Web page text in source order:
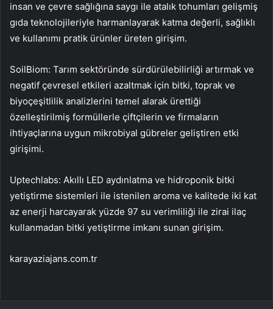
insan ve çevre sağlığına saygı ile atalık tohumları gelişmiş
gıda teknolojileriyle harmanlayarak katma değerli, sağlıklı
ve kullanımı pratik ürünler üreten girişim.
SoilBiom: Tarım sektöründe sürdürülebilirliği artırmak ve
negatif çevresel etkileri azaltmak için bitki, toprak ve
biyoçeşitlilik analizlerini temel alarak ürettiği
özelleştirilmiş formüllerle çiftçilerin ve firmaların
ihtiyaçlarına uygun mikrobiyal gübreler geliştiren etki
girişimi.
Uptechlabs: Akıllı LED aydınlatma ve hidroponik bitki
yetiştirme sistemleri ile istenilen aroma ve kalitede iki kat
az enerji harcayarak yüzde 97 su verimliliği ile zirai ilaç
kullanmadan bitki yetiştirme imkanı sunan girişim.
karayaziajans.com.tr